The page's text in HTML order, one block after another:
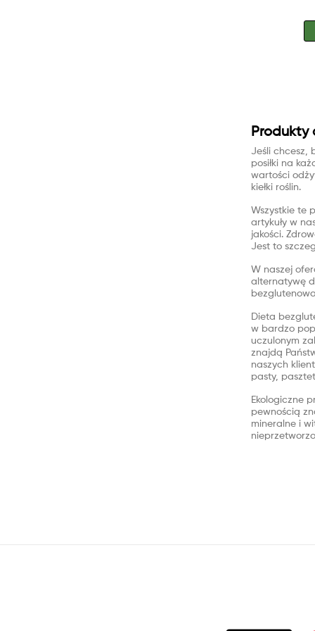
Produkty
Jeśli chcesz,
posiłki na
wartości
kiełki roślin.
Wszystkie te
artykuły w
jakości.
Jest to
W naszej
alternatywę
Dieta
w bardzo
uczulonym
znajdą
naszych
pasty,
Ekologiczne
pewnością
mineralne i